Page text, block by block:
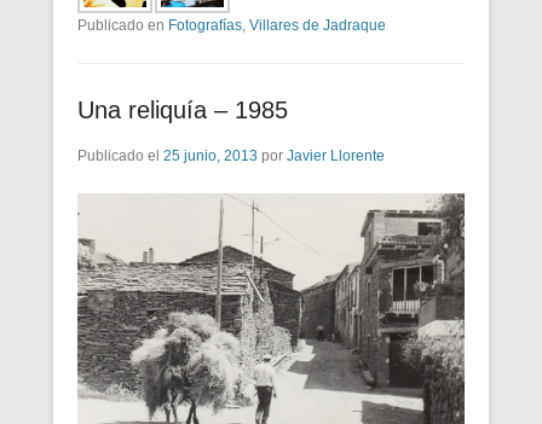
Publicado en Fotografías, Villares de Jadraque
Una reliquía – 1985
Publicado el 25 junio, 2013 por Javier Llorente